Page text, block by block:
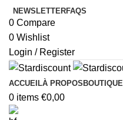
NEWSLETTERFAQS
0 Compare
0 Wishlist
Login / Register
ACCUEILÀ PROPOS BOUTIQUE
0 items €0,00